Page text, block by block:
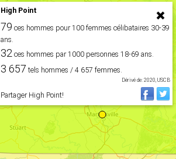
High Point
79 ces hommes pour 100 femmes célibataires 30-39
ans.
32 ces hommes par 1000 personnes 18-69 ans.
3 657 tels hommes / 4 657 femmes.
Dérivé de: 2020, USCB
Partager High Point!